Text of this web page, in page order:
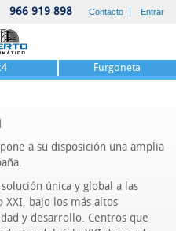
966 919 898 Contacto Entrar
Furgoneta
a su disposición una amplia
única y global a las
XXI, bajo los más altos
y desarrollo. Centros que